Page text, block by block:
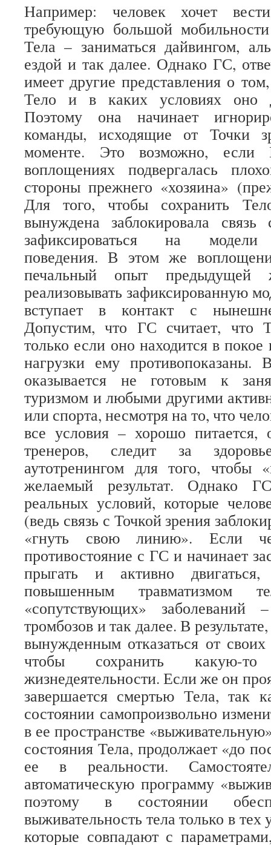
Например: человек хочет
требующую большой
Тела – заниматься дайвингом,
ездой и так далее. Однако ГС,
имеет другие представления о
Тело и в каких условиях оно
Поэтому она начинает
команды, исходящие от Точки
моменте. Это возможно,
воплощениях подвергалась
стороны прежнего «хозяина»
Для того, чтобы сохранить
вынуждена заблокировала
зафиксироваться на модели
поведения. В этом же
печальный опыт предыдущей
реализовывать зафиксированную
вступает в контакт с
Допустим, что ГС считает, что
только если оно находится в
нагрузки ему противопоказаны.
оказывается не готовым к
туризмом и любыми другими
или спорта, несмотря на то, что
все условия – хорошо питается,
тренеров, следит за
аутотренингом для того, чтобы
желаемый результат. Однако
реальных условий, которые
(ведь связь с Точкой зрения
«гнуть свою линию». Если
противостояние с ГС и начинает
прыгать и активно двигаться,
повышенным травматизмом
«сопутствующих» заболеваний
тромбозов и так далее. В
вынужденным отказаться от
чтобы сохранить какую-
жизнедеятельности. Если же он
завершается смертью Тела, так
состоянии самопроизвольно
в ее пространстве
состояния Тела, продолжает «до
ее в реальности.
автоматическую программу
поэтому в состоянии
выживательность тела только в тех
которые совпадают с